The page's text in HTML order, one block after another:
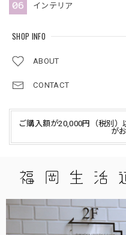
インテリア
SHOP INFO
ABOUT
CONTACT
ご購入額が20,000円（税別
が